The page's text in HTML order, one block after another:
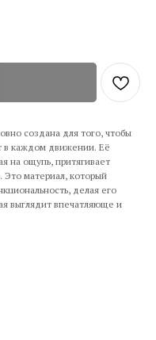
создана для того, чтобы
в каждом движении. Её
на ощупь, притягивает
Это материал, который
делая его
выглядит впечатляюще и